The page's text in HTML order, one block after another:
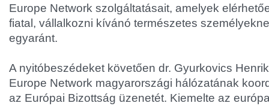
Europe Network szolgáltatásait, amelyek
fiatal, vállalkozni kívánó természetes
egyaránt.
A nyitóbeszédeket követően dr. Gyurkovics
Europe Network magyarországi hálózatának
az Európai Bizottság üzenetét. Kiemelte az